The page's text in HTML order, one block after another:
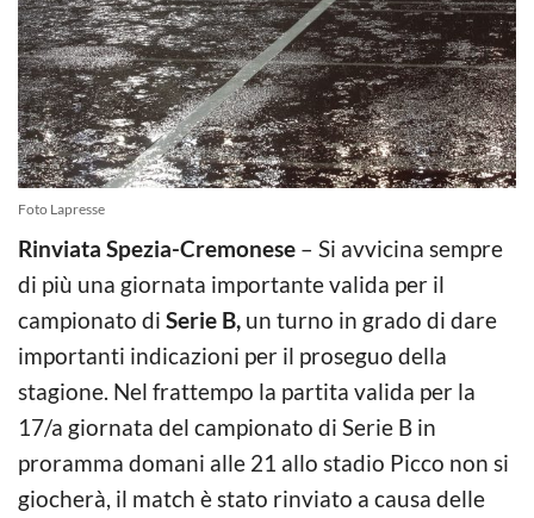
Foto Lapresse
Rinviata Spezia-Cremonese – Si avvicina sempre
di più una giornata importante valida per il
campionato di Serie B, un turno in grado di dare
importanti indicazioni per il proseguo della
stagione. Nel frattempo la partita valida per la
17/a giornata del campionato di Serie B in
proramma domani alle 21 allo stadio Picco non si
giocherà, il match è stato rinviato a causa delle